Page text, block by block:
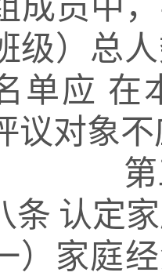
级）总
单应 在
议对象
条 认定
）家庭